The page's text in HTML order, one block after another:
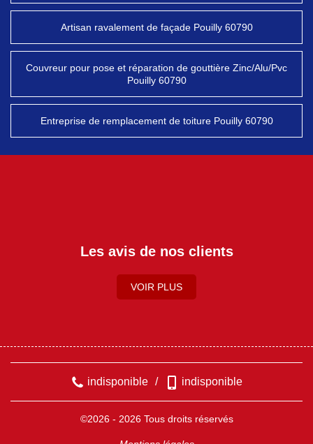
Artisan ravalement de façade Pouilly 60790
Couvreur pour pose et réparation de gouttière Zinc/Alu/Pvc
Pouilly 60790
Entreprise de remplacement de toiture Pouilly 60790
Les avis de nos clients
VOIR PLUS
indisponible / indisponible
©2026 - 2026 Tous droits réservés